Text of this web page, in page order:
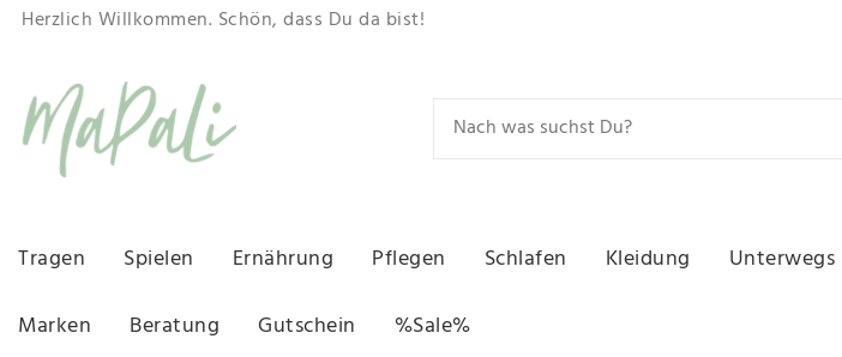
Herzlich Willkommen. Schön, dass Du da bist!
Tragen Spielen Ernährung Pflegen Schlafen Kleidung Unterwegs
Marken
Beratung Gutschein %Sale%